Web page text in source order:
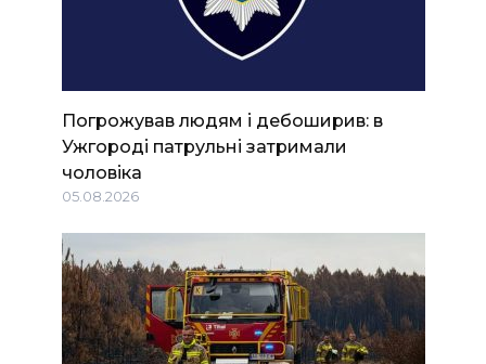
Погрожував людям і дебоширив: в
Ужгороді патрульні затримали
чоловіка
05.08.2026